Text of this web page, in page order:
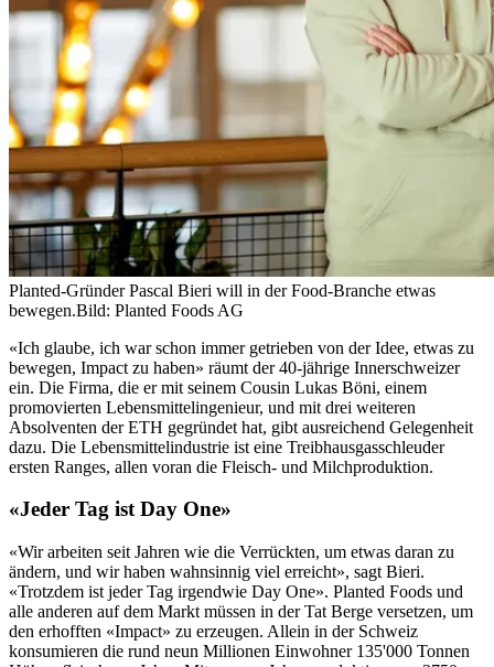
Planted-Gründer Pascal Bieri will in der Food-Branche etwas
bewegen.Bild: Planted Foods AG
«Ich glaube, ich war schon immer getrieben von der Idee, etwas zu
bewegen, Impact zu haben» räumt der 40-jährige Innerschweizer
ein. Die Firma, die er mit seinem Cousin Lukas Böni, einem
promovierten Lebensmittelingenieur, und mit drei weiteren
Absolventen der ETH gegründet hat, gibt ausreichend Gelegenheit
dazu. Die Lebensmittelindustrie ist eine Treibhausgasschleuder
ersten Ranges, allen voran die Fleisch- und Milchproduktion.
«Jeder Tag ist Day One»
«Wir arbeiten seit Jahren wie die Verrückten, um etwas daran zu
ändern, und wir haben wahnsinnig viel erreicht», sagt Bieri.
«Trotzdem ist jeder Tag irgendwie Day One». Planted Foods und
alle anderen auf dem Markt müssen in der Tat Berge versetzen, um
den erhofften «Impact» zu erzeugen. Allein in der Schweiz
konsumieren die rund neun Millionen Einwohner 135'000 Tonnen